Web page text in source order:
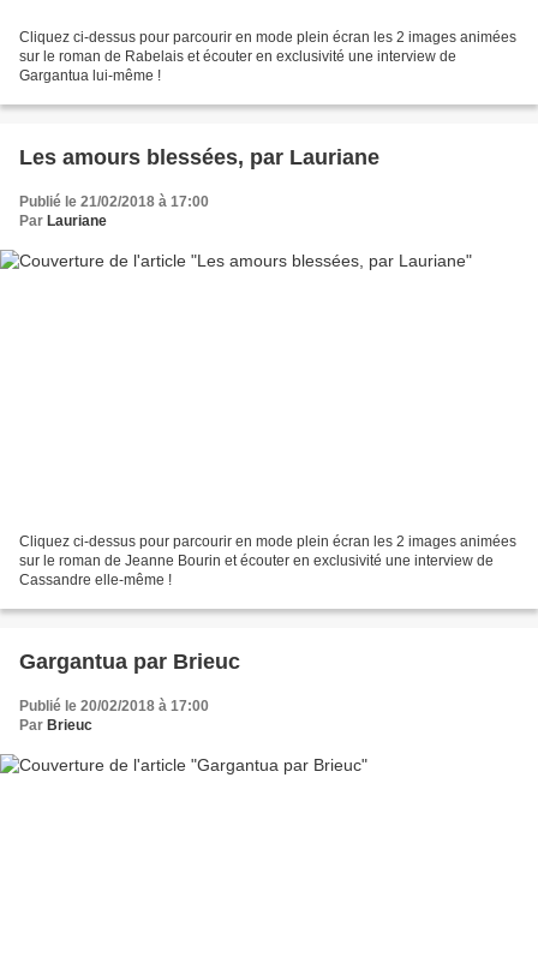
Cliquez ci-dessus pour parcourir en mode plein écran les 2 images animées
sur le roman de Rabelais et écouter en exclusivité une interview de
Gargantua lui-même !
Les amours blessées, par Lauriane
Publié le 21/02/2018 à 17:00
Par Lauriane
Cliquez ci-dessus pour parcourir en mode plein écran les 2 images animées
sur le roman de Jeanne Bourin et écouter en exclusivité une interview de
Cassandre elle-même !
Gargantua par Brieuc
Publié le 20/02/2018 à 17:00
Par Brieuc